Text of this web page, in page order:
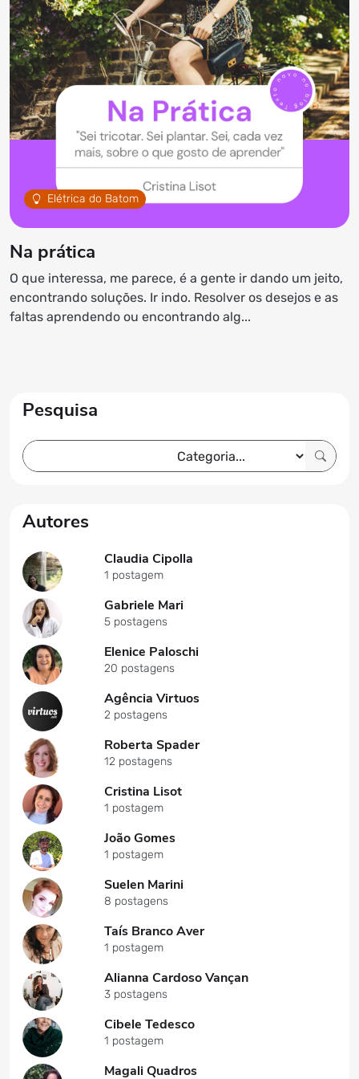
Elétrica do Batom
Na prática
O que interessa, me parece, é a gente ir dando um jeito,
encontrando soluções. Ir indo. Resolver os desejos e as
faltas aprendendo ou encontrando alg...
Pesquisa
Autores
Claudia Cipolla
1 postagem
Gabriele Mari
5 postagens
Elenice Paloschi
20 postagens
Agência Virtuos
2 postagens
Roberta Spader
12 postagens
Cristina Lisot
1 postagem
João Gomes
1 postagem
Suelen Marini
8 postagens
Taís Branco Aver
1 postagem
Alianna Cardoso Vançan
3 postagens
Cibele Tedesco
1 postagem
Magali Quadros